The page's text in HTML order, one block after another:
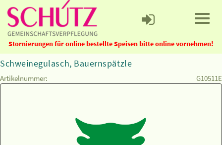
Stornierungen für online bestellte Speisen bitte online vornehmen!
Schweinegulasch, Bauernspätzle
Artikelnummer: G10511E